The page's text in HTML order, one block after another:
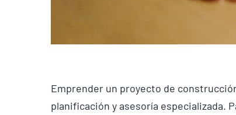
Emprender un proyecto de
planificación y asesoría especializada.